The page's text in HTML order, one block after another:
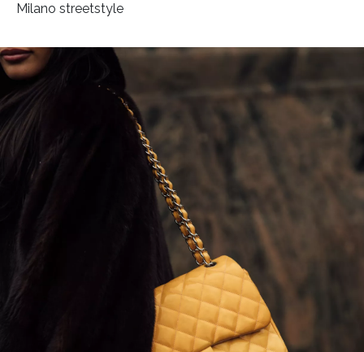
Milano streetstyle